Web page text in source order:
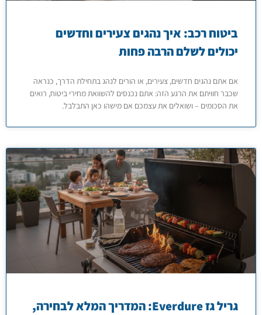
ביטוח רכב: איך נהגים צעירים וחדשים
יכולים לשלם הרבה פחות
אם אתם נהגים חדשים, צעירים, או הורים לנהג בתחילת הדרך, כנראה
שכבר חוויתם את הרגע הזה: אתם נכנסים להשוואת מחירי ביטוח, רואים
את הסכומים – ושואלים את עצמכם אם מישהו כאן התבלבל.
גריל גז Everdure: המדריך המלא לבחירה,